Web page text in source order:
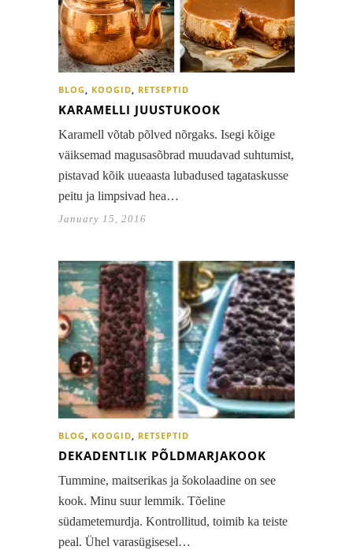
BLOG, KOOGID, RETSEPTID
KARAMELLI JUUSTUKOOK
Karamell võtab põlved nõrgaks. Isegi kõige
väiksemad magusasõbrad muudavad suhtumist,
pistavad kõik uueaasta lubadused tagataskusse
peitu ja limpsivad hea…
January 15, 2016
BLOG, KOOGID, RETSEPTID
DEKADENTLIK PÕLDMARJAKOOK
Tummine, maitserikas ja šokolaadine on see
kook. Minu suur lemmik. Tõeline
südametemurdja. Kontrollitud, toimib ka teiste
peal. Ühel varasügisesel…